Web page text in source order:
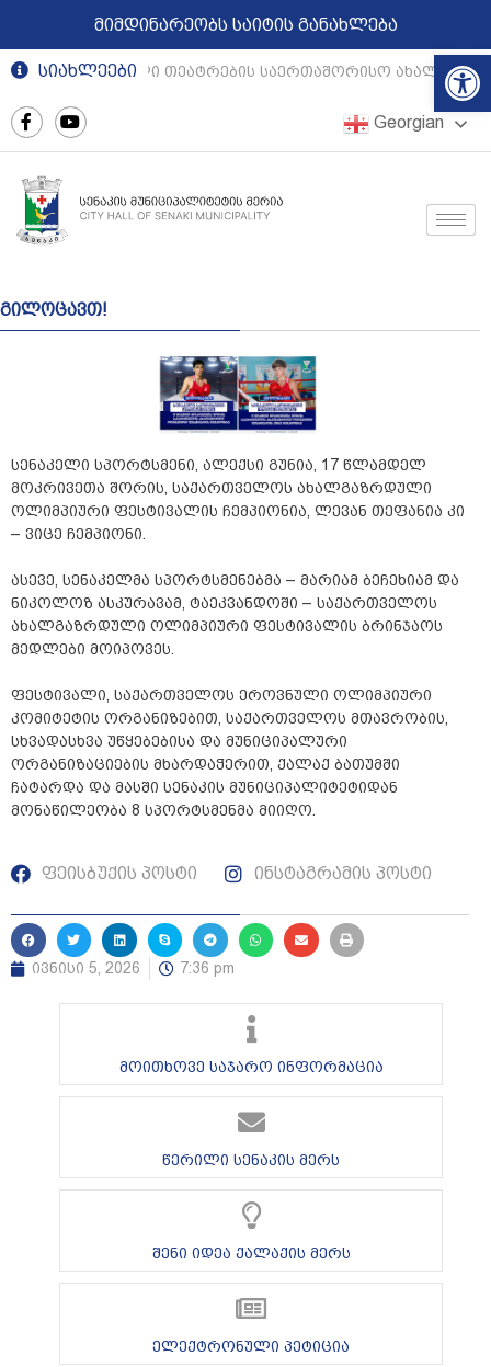
მიმდინარეობს საიტის განახლება
სიახლეები
რეგიონული თეატრების საერთაშორისო
Georgian
გილოცავთ!
სენაკელი სპორტსმენი, ალექსი გუნია, 17 წლამდელ
მოკრივეთა შორის, საქართველოს ახალგაზრდული
ოლიმპიური ფესტივალის ჩემპიონია, ლევან თეფანია კი
– ვიცე ჩემპიონი.
ასევე, სენაკელმა სპორტსმენებმა – მარიამ ბეჩეხიამ და
ნიკოლოზ ასკურავამ, ტაეკვანდოში – საქართველოს
ახალგაზრდული ოლიმპიური ფესტივალის ბრინჯაოს
მედლები მოიპოვეს.
ფესტივალი, საქართველოს ეროვნული ოლიმპიური
კომიტეტის ორგანიზებით, საქართველოს მთავრობის,
სხვადასხვა უწყებებისა და მუნიციპალური
ორგანიზაციების მხარდაჭერით, ქალაქ ბათუმში
ჩატარდა და მასში სენაკის მუნიციპალიტეტიდან
მონაწილეობა 8 სპორტსმენმა მიიღო.
ფეისბუქის პოსტი ინსტაგრამის პოსტი
ივნისი 5, 2026 7:36 pm
მოითხოვე საჯარო ინფორმაცია
წერილი სენაკის მერს
შენი იდეა ქალაქის მერს
ელექტრონული პეტიცია